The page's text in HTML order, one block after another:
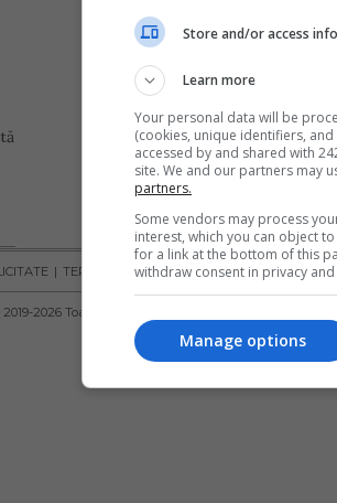
TERMENI ȘI CONDIȚII DE UTILIZARE
2026 Toate drepturile rezervate Diaspora Media
Store and/or access
Learn more
Your personal data will be
(cookies, unique identifiers,
accessed by and shared with
site. We and our partners may
partners.
Some vendors may process
interest, which you can object
for a link at the bottom of this
withdraw consent in privacy
Manage options